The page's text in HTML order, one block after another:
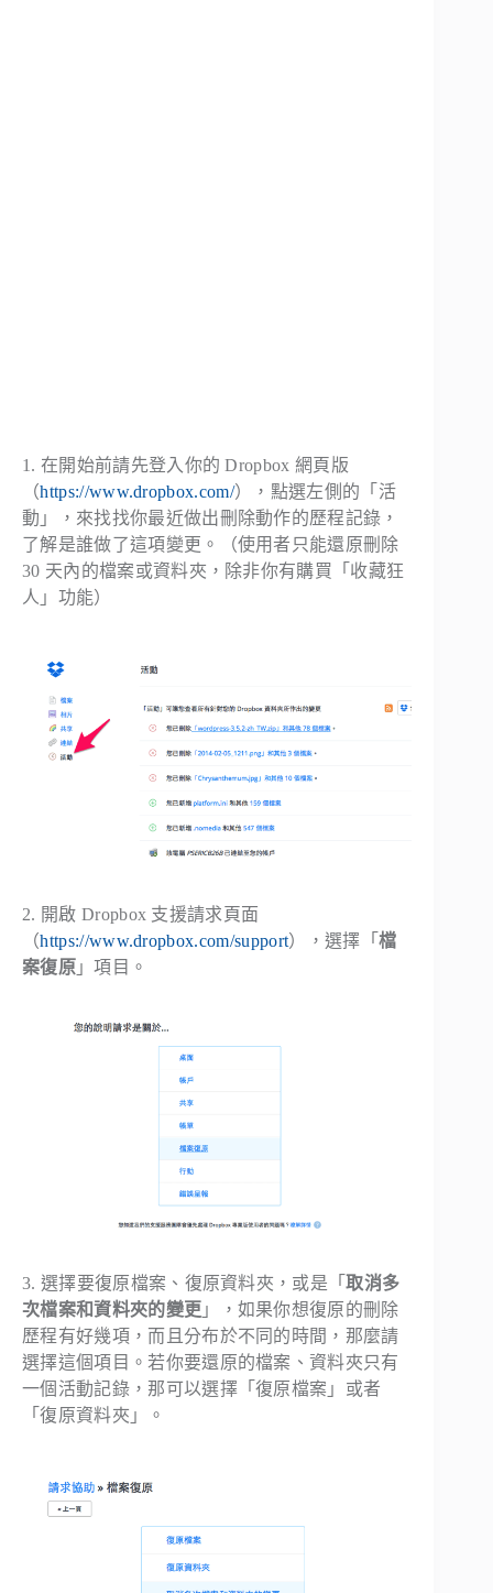
1. 在開始前請先登入你的 Dropbox 網頁版
（https://www.dropbox.com/），點選左側的「活
動」，來找找你最近做出刪除動作的歷程記錄，
了解是誰做了這項變更。（使用者只能還原刪除
30 天內的檔案或資料夾，除非你有購買「收藏狂
人」功能）
2. 開啟 Dropbox 支援請求頁面
（https://www.dropbox.com/support），選擇「 檔
案復原 」項目。
3. 選擇要復原檔案、復原資料夾，或是「取消多
次檔案和資料夾的變更 」，如果你想復原的刪除
歷程有好幾項，而且分布於不同的時間，那麼請
選擇這個項目。若你要還原的檔案、資料夾只有
一個活動記錄，那可以選擇「復原檔案」或者
「復原資料夾」。